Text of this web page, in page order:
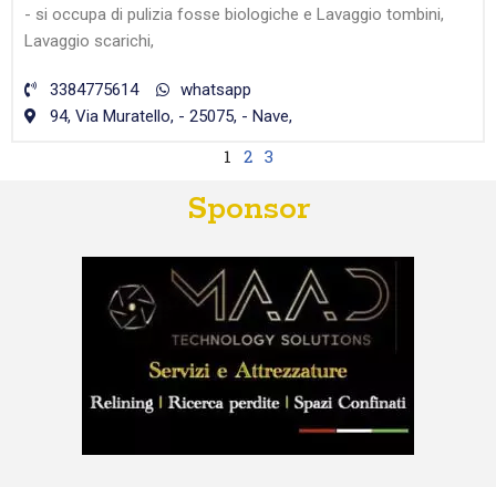
- si occupa di pulizia fosse biologiche e Lavaggio tombini,
Lavaggio scarichi,
3384775614
whatsapp
94, Via Muratello, - 25075, - Nave,
1 2 3
Sponsor